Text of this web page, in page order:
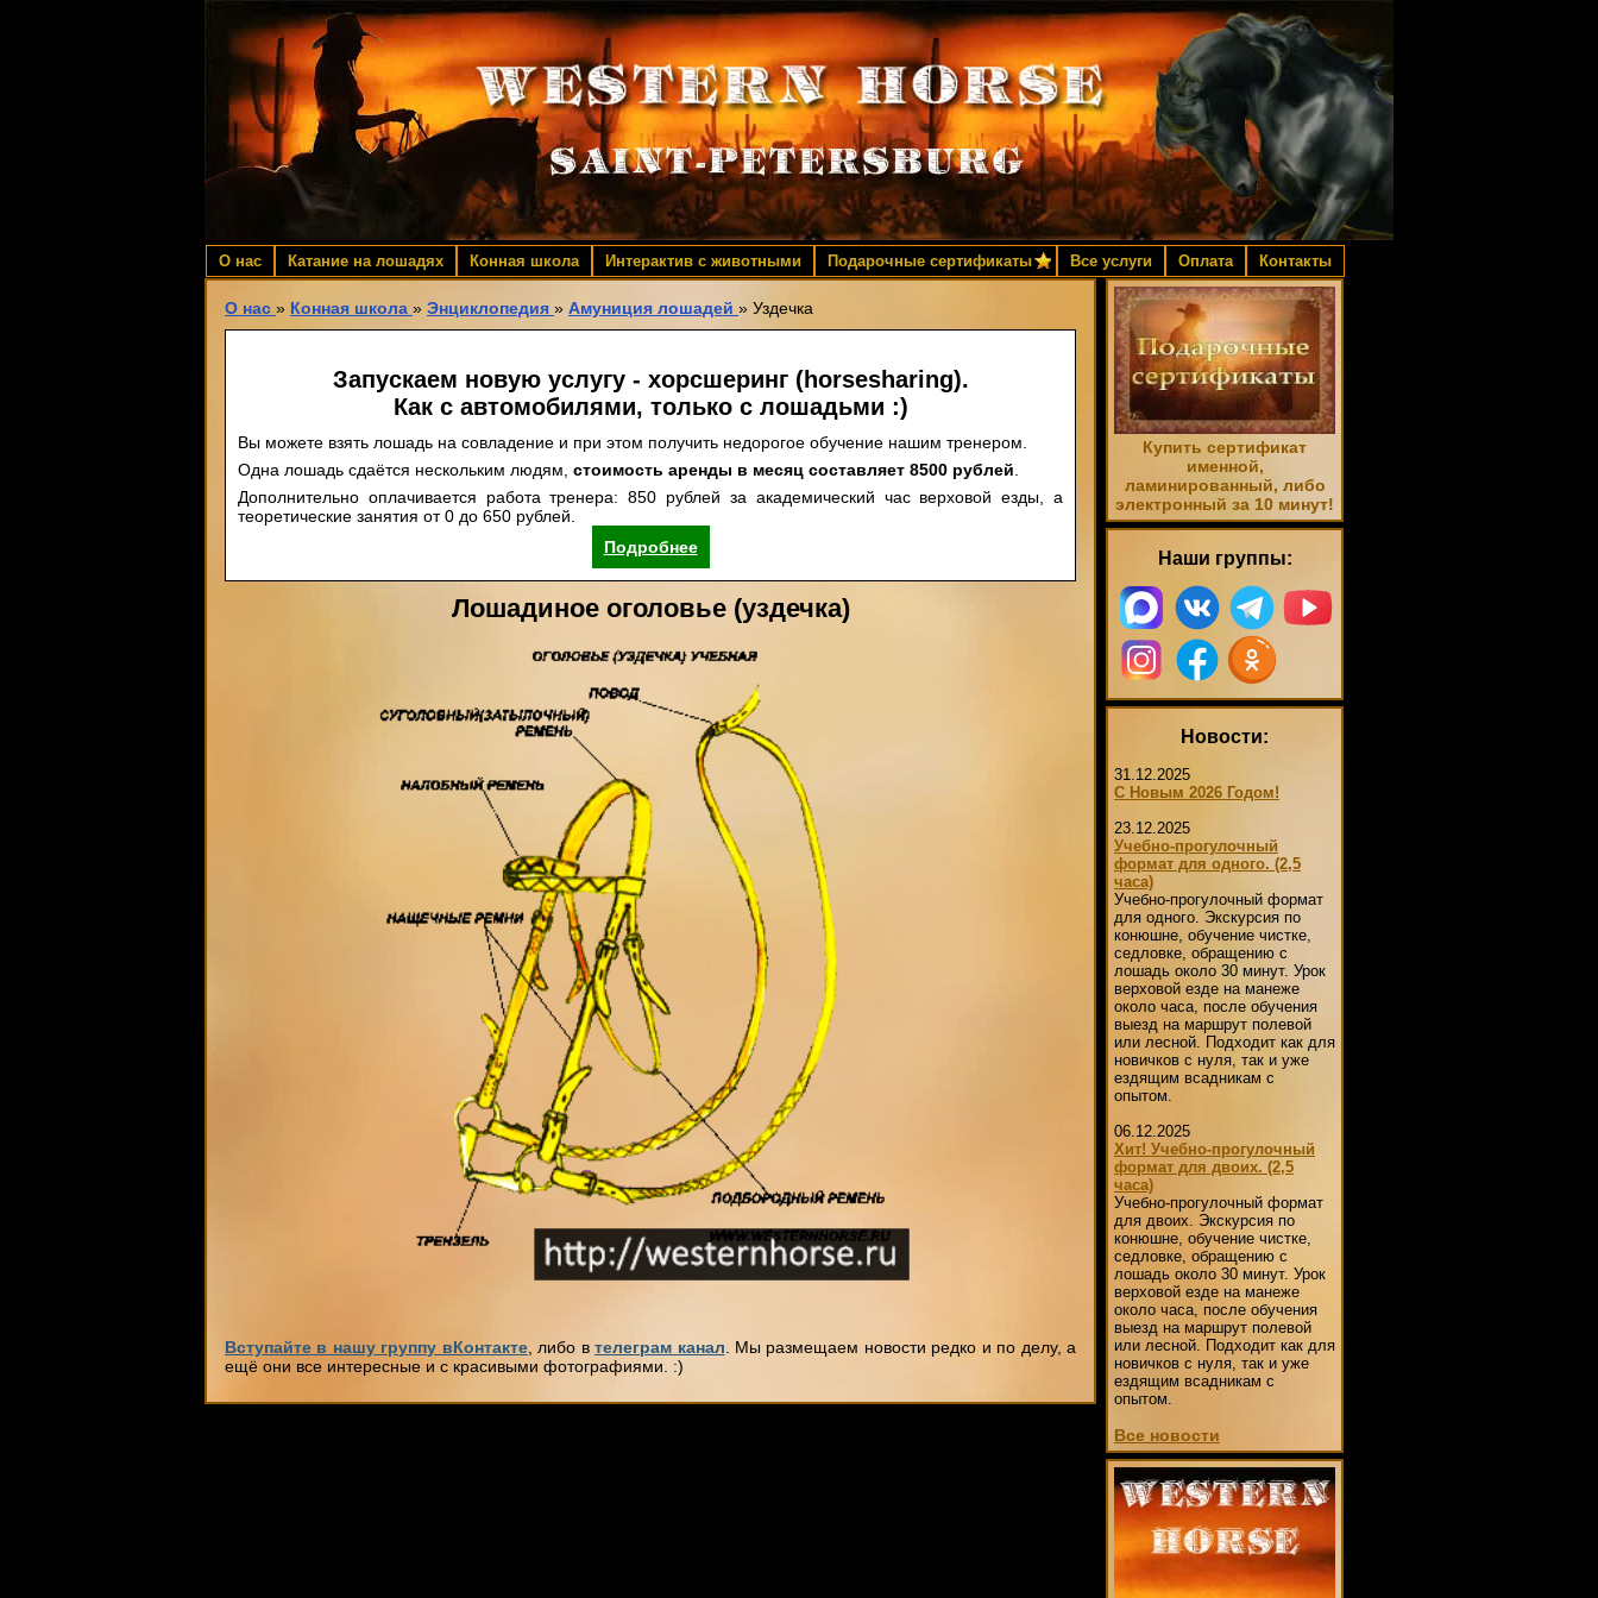
О нас Катание на лошадях Конная школа Интерактив с животными Подарочные сертификаты Все услуги Оплата Контакты
О нас » Конная школа » Энциклопедия » Амуниция лошадей » Уздечка
Запускаем новую услугу - хорсшеринг (horsesharing).
Как с автомобилями, только с лошадьми :)
Вы можете взять лошадь на совладение и при этом получить недорогое обучение нашим тренером.
Одна лошадь сдаётся нескольким людям, стоимость аренды в месяц составляет 8500 рублей
Дополнительно оплачивается работа тренера: 850 рублей за академический час верховой езды, а
теоретические занятия от 0 до 650 рублей.
Подробнее
Лошадиное оголовье (уздечка)
Вступайте в нашу группу вКонтакте, либо втелеграм канал . Мы размещаем новости редко и по делу, а
ещё они все интересные и с красивыми фотографиями. :)
Купить сертификат
именной,
ламинированный, либо
электронный за 10 минут!
Наши группы:
Новости:
31.12.2025
С Новым 2026 Годом!
23.12.2025
Учебно-прогулочный
формат для одного. (2,5
часа)
Учебно-прогулочный формат
для одного. Экскурсия по
конюшне, обучение чистке,
седловке, обращению с
лошадь около 30 минут. Урок
верховой езде на манеже
около часа, после обучения
выезд на маршрут полевой
или лесной. Подходит как для
новичков с нуля, так и уже
ездящим всадникам с
опытом.
06.12.2025
Хит! Учебно-прогулочный
формат для двоих. (2,5
часа)
Учебно-прогулочный формат
для двоих. Экскурсия по
конюшне, обучение чистке,
седловке, обращению с
лошадь около 30 минут. Урок
верховой езде на манеже
около часа, после обучения
выезд на маршрут полевой
или лесной. Подходит как для
новичков с нуля, так и уже
ездящим всадникам с
опытом.
Все новости